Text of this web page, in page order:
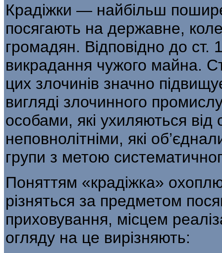
Крадіжки — найбільш
пося­гають на державне,
громадян. Відповід­но до
викрадання чужого майна.
цих злочинів значно
вигляді злочинного
особами, які ухиляються від
неповнолітніми, які
групи з метою
Поняттям «крадіжка»
різ­няться за предметом
приховування, місцем
огляду на це вирізняють: